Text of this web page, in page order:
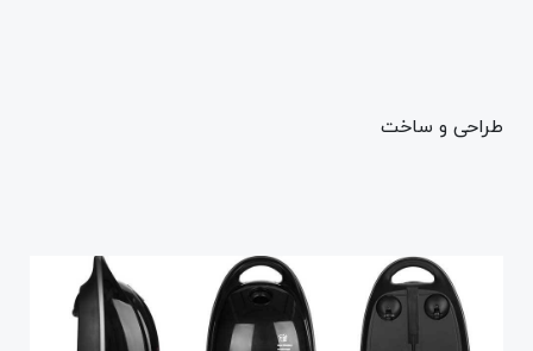
طراحی و ساخت